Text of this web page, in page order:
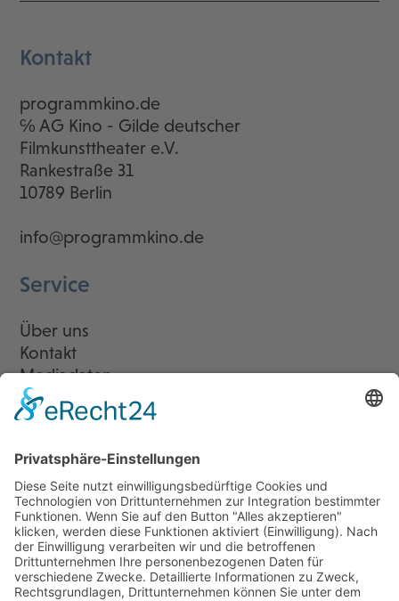
Kontakt
programmkino.de
℅ AG Kino - Gilde deutscher
Filmkunsttheater e.V.
Rankestraße 31
10789 Berlin
info@programmkino.de
Service
Über uns
Kontakt
Mediadaten
Newsletter
LogIn
Legal
Impressum
Datenschutzerklärung
Cookie-Einstellungen